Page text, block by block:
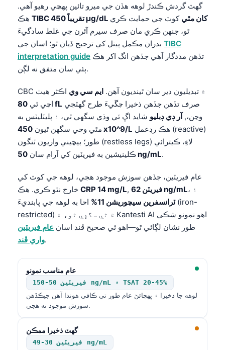
گهٽ گردش ڪندڙ لوهه هڏن جي ميرو تائين پهچي رهيو آهي.
TIBC تقريباً 450 µg/dL کان مٿي کوٽ جي حمايت ڪري
ٿو، جنهن ڪري مان صرف سيرم آئرن جي غلط سادگيءَ
TIBC
interpretation guide
ٻئي سان متفق نه لڳن.
CBC ۾ تبديليون دير سان ٿينديون آهن. ايم سي وي اڪثر هيٺ
اچي ٿي 80 fL
وڃن،,آر ڊي ڊبليو شايد اڳ ئي وڌي سگهي ٿي، ۽ پليٽليٽس به
مٿي وڃي سگهن ٿيون 450 x10^9/L
طور؛ بيچيني واريون ٽنگون (restless legs) لاءِ، ڪيترائي
ڪلينيشين به فيريٽين کي آرام سان50 ng/mL.
عام فيريٽين، جڏهن سوزش موجود هجي، لوهه جي کوٽ کي
CRP 14 mg/L, فيريٽن 62 ng/mL
، ۽
ٽرانسفرين سيچوريشن 11%
اڃا به لوهه جي پابنديءَ (iron-
restricted) ۾ ٿي سگهي ٿو، ۽ Kantesti AI اهو نمونو شڪي
طور نشان لڳائي ٿو—اهو ئي صحيح ڦند اسان عام فيريٽين
واري ڦند.
عام مناسب نمونو
فيريٽين 50-150 ng/mL ۽ TSAT 20-45%
لوهه جا ذخيرا ۽ پهچائڻ عام طور تي ڪافي هوندا آهن جيڪڏهن
سوزش موجود نه هجي.
گهٽ ذخيرا ممڪن
فيريٽين 30-49 ng/mL অসমীয়া
Galego
Latviešu valoda
Македонски јазик
Euskara
Occitan
العربية المغربية
Afrikaans
Монгол
ພາສາລາວ
Cebuano
ئۇيغۇرچە
Кыргызча
Татар теле
Esperanto
Frysk
Ślōnskŏ gŏdka
Norsk bokmål